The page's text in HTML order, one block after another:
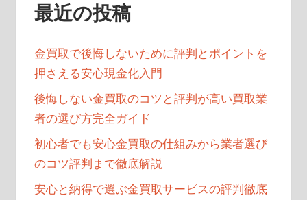
ョ
最近の投稿
金買取で後悔しないために評判とポイントを
押さえる安心現金化入門
後悔しない金買取のコツと評判が高い買取業
者の選び方完全ガイド
初心者でも安心金買取の仕組みから業者選び
のコツ評判まで徹底解説
安心と納得で選ぶ金買取サービスの評判徹底